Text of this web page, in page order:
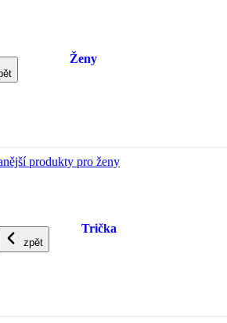
Ženy
produkty pro ženy
zpět
Trička